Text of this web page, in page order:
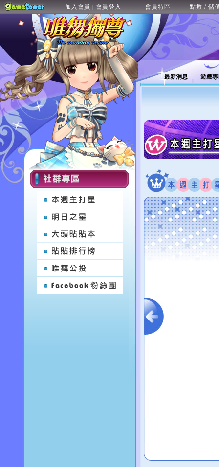
加入會員 | 會員登入 會員特區 點數 / 儲
最新消息 遊戲